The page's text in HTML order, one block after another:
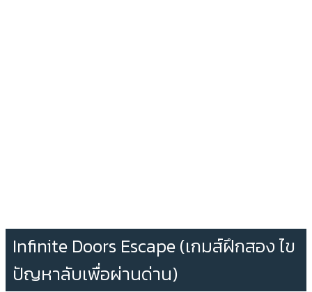
Infinite Doors Escape (เกมส์ฝึกสอง ไข
ปัญหาลับเพื่อผ่านด่าน)